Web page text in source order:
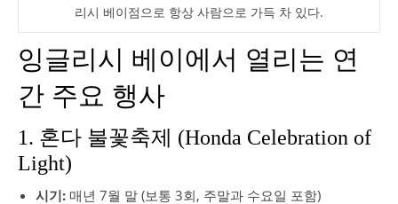
리시 베이점으로 항상 사람으로 가득 차 있다.
잉글리시 베이에서 열리는 연
간 주요 행사
1. 혼다 불꽃축제 (Honda Celebration of
Light)
시기: 매년 7월 말 (보통 3회, 주말과 수요일 포함)